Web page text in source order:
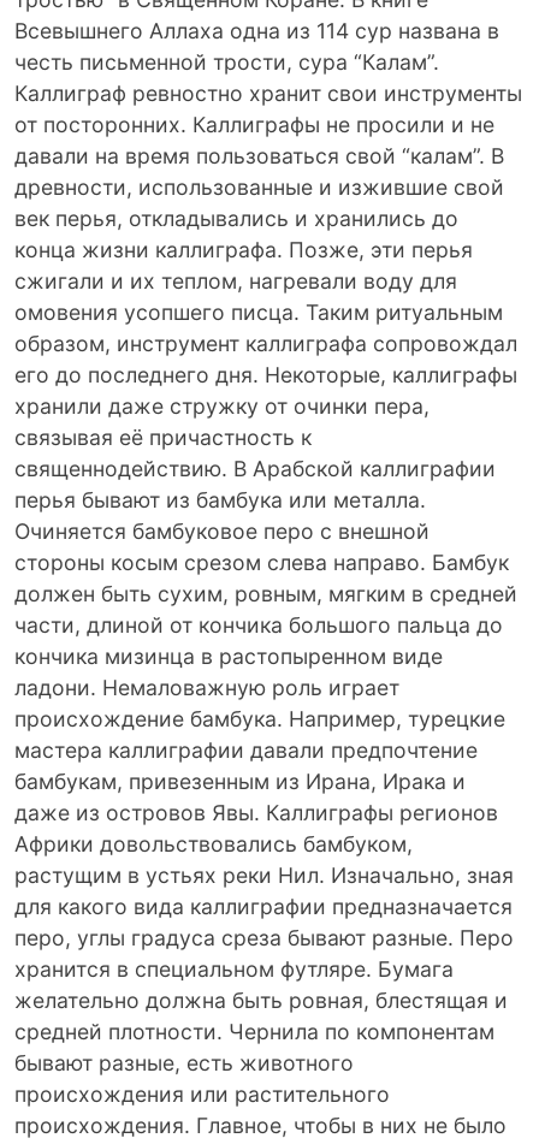
Всевышнего Аллаха одна из 114 сур названа в
честь письменной трости, сура “Калам”.
Каллиграф ревностно хранит свои инструменты
от посторонних. Каллиграфы не просили и не
давали на время пользоваться свой “калам”. В
древности, использованные и изжившие свой
век перья, откладывались и хранились до
конца жизни каллиграфа. Позже, эти перья
сжигали и их теплом, нагревали воду для
омовения усопшего писца. Таким ритуальным
образом, инструмент каллиграфа сопровождал
его до последнего дня. Некоторые, каллиграфы
хранили даже стружку от очинки пера,
связывая её причастность к
священнодействию. В Арабской каллиграфии
перья бывают из бамбука или металла.
Очиняется бамбуковое перо с внешной
стороны косым срезом слева направо. Бамбук
должен быть сухим, ровным, мягким в средней
части, длиной от кончика большого пальца до
кончика мизинца в растопыренном виде
ладони. Немаловажную роль играет
происхождение бамбука. Например, турецкие
мастера каллиграфии давали предпочтение
бамбукам, привезенным из Ирана, Ирака и
даже из островов Явы. Каллиграфы регионов
Африки довольствовались бамбуком,
растущим в устьях реки Нил. Изначально, зная
для какого вида каллиграфии предназначается
перо, углы градуса среза бывают разные. Перо
хранится в специальном футляре. Бумага
желательно должна быть ровная, блестящая и
средней плотности. Чернила по компонентам
бывают разные, есть животного
происхождения или растительного
происхождения. Главное, чтобы в них не было